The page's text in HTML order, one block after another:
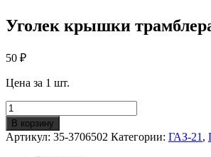
Уголек крышки
50 ₽
Цена за 1 шт.
Количество
Уголек
крышки
трамблера
В корзину
Артикул: 35-3706502 Категории: ГАЗ-21 ,